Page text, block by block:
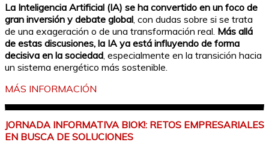
La Inteligencia Artificial (IA) se ha convertido en un foco de
gran inversión y debate global , con dudas sobre si se trata
de una exageración o de una transformación real. Más allá
de estas discusiones, la IA ya está influyendo de forma
decisiva en la sociedad , especialmente en la transición hacia
un sistema energético más sostenible.
MÁS INFORMACIÓN
JORNADA INFORMATIVA BIOK!: RETOS EMPRESARIALES
EN BUSCA DE SOLUCIONES